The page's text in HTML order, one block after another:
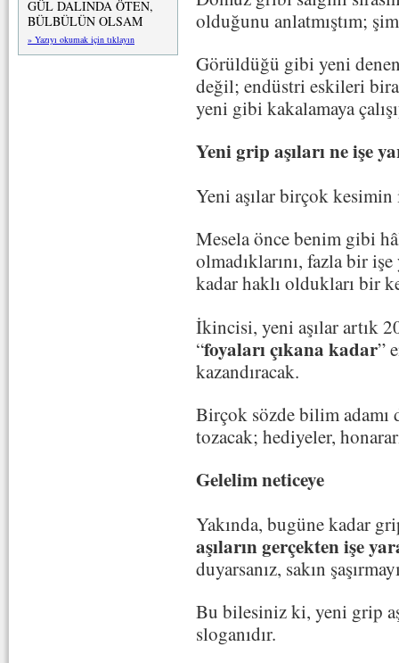
GÜL DALINDA ÖTEN,
BÜLBÜLÜN OLSAM
» Yazıyı okumak için tıklayın
olduğunu anlatmıştım;
Görüldüğü gibi yeni
değil; endüstri eskileri
yeni gibi kakalamaya
Yeni grip aşıları ne işe
Yeni aşılar birçok kesimin
Mesela önce benim gibi
olmadıklarını, fazla bir
kadar haklı oldukları bir
İkincisi, yeni aşılar artık
“foyaları çıkana kadar”
kazandıracak.
Birçok sözde bilim adamı
tozacak; hediyeler,
Gelelim neticeye
Yakında, bugüne kadar
aşıların gerçekten işe
duyarsanız, sakın
Bu bilesiniz ki, yeni grip
sloganıdır.